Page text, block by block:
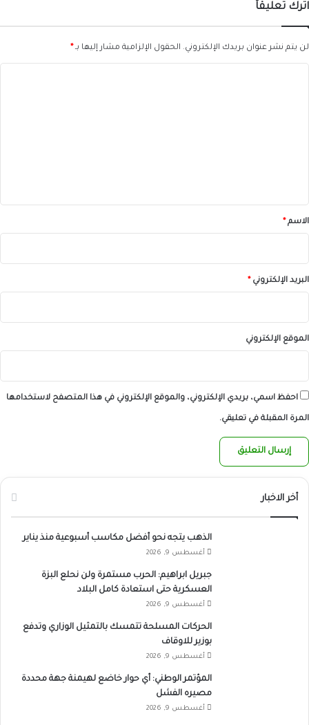
اترك تعليقاً
لن يتم نشر عنوان بريدك الإلكتروني. الحقول الإلزامية مشار إليها بـ*
*الاسم*
البريد الإلكتروني*
الموقع الإلكتروني
احفظ اسمي، بريدي الإلكتروني، والموقع الإلكتروني في هذا المتصفح لاستخدامها
المرة المقبلة في تعليقي.
أخر الاخبار
الذهب يتجه نحو أفضل مكاسب أسبوعية منذ يناير
أغسطس 9, 2026
جبريل ابراهيم: الحرب مستمرة ولن نحلع البزة
العسكرية حتى استعادة كامل البلاد
أغسطس 9, 2026
الحركات المسلحة تتمسك بالتمثيل الوزاري وتدفع
بوزير للاوقاف
أغسطس 9, 2026
المؤتمر الوطني: أي حوار خاضع لهيمنة جهة محددة
مصيره الفشل
أغسطس 9, 2026